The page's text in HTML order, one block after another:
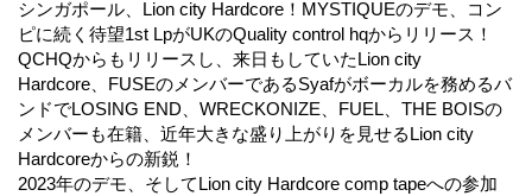
シンガポール、Lion city Hardcore！MYSTIQUEのデモ、コン
ピに続く待望1st LpがUKのQuality control hqからリリース！
QCHQからもリリースし、来日もしていたLion city
Hardcore、FUSEのメンバーであるSyafがボーカルを務めるバ
ンドでLOSING END、WRECKONIZE、FUEL、THE BOISの
メンバーも在籍、近年大きな盛り上がりを見せるLion city
Hardcoreからの新鋭！
2023年のデモ、そしてLion city Hardcore comp tapeへの参加